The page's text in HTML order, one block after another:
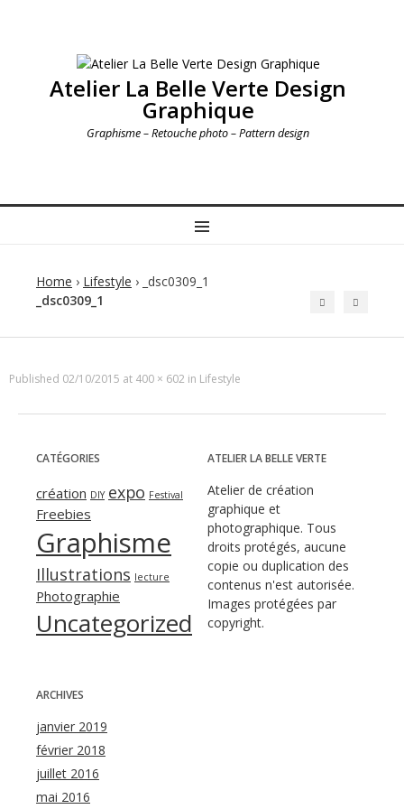
Atelier La Belle Verte Design
Graphique
Graphisme – Retouche photo – Pattern design
MENU
Home › Lifestyle › _dsc0309_1
_dsc0309_1
Published 02/10/2015 at 400 × 602 in Lifestyle
CATÉGORIES
création DIY expo Festival
Freebies
Graphisme
Illustrations lecture
Photographie
Uncategorized
ATELIER LA BELLE VERTE
Atelier de création
graphique et
photographique. Tous
droits protégés, aucune
copie ou duplication des
contenus n'est autorisée.
Images protégées par
copyright.
ARCHIVES
janvier 2019
février 2018
juillet 2016
mai 2016